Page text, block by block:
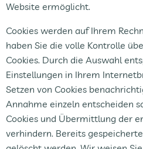
Website ermöglicht.
Cookies werden auf Ihrem
haben Sie die volle Kontrolle
Cookies. Durch die Auswahl
Einstellungen in Ihrem
Setzen von Cookies
Annahme einzeln entscheiden
Cookies und Übermittlung der
verhindern. Bereits